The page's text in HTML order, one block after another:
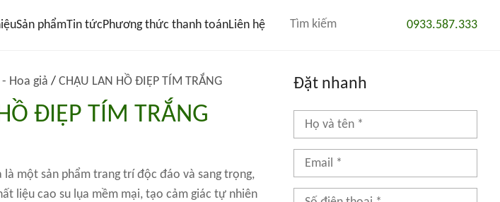
Sản phẩmTin tức Phương thức thanh toánLiên hệ 0933.587.333
Hoa giả / CHẬU LAN HỒ ĐIỆP TÍM TRẮNG
ĐIỆP TÍM TRẮNG
là một sản phẩm trang trí độc đáo và sang trọng,
liệu cao su lụa mềm mại, tạo cảm giác tự nhiên
Đặt nhanh